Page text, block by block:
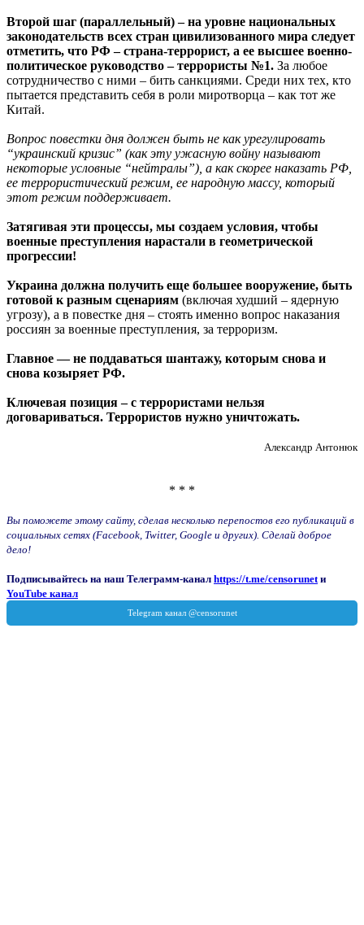
Второй шаг (параллельный) – на уровне национальных
законодательств всех стран цивилизованного мира следует
отметить, что РФ – страна-террорист, а ее высшее военно-
политическое руководство – террористы №1. За любое
сотрудничество с ними – бить санкциями. Среди них тех, кто
пытается представить себя в роли миротворца – как тот же
Китай.
Вопрос повестки дня должен быть не как урегулировать
“украинский кризис” (как эту ужасную войну называют
некоторые условные “нейтралы”), а как скорее наказать РФ,
ее террористический режим, ее народную массу, который
этот режим поддерживает.
Затягивая эти процессы, мы создаем условия, чтобы
военные преступления нарастали в геометрической
прогрессии!
Украина должна получить еще большее вооружение, быть
готовой к разным сценариям (включая худший – ядерную
угрозу), а в повестке дня – стоять именно вопрос наказания
россиян за военные преступления, за терроризм.
Главное — не поддаваться шантажу, которым снова и
снова козыряет РФ.
Ключевая позиция – с террористами нельзя
договариваться. Террористов нужно уничтожать.
Александр Антонюк
* * *
Вы поможете этому сайту, сделав несколько перепостов его публикаций в
социальных сетях (Facebook, Twitter, Google и других). Сделай доброе
дело!
Подписывайтесь на наш Телеграмм-канал https://t.me/censorunet и
YouTube канал